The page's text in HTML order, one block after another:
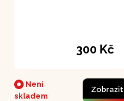
300 Kč
Není
skladem
Zobrazit